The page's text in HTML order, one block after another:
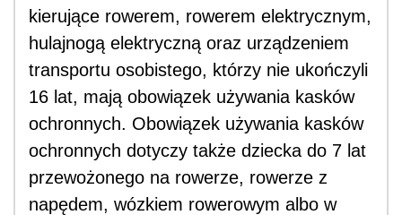
kierujące rowerem, rowerem elektrycznym,
hulajnogą elektryczną oraz urządzeniem
transportu osobistego, którzy nie ukończyli
16 lat, mają obowiązek używania kasków
ochronnych. Obowiązek używania kasków
ochronnych dotyczy także dziecka do 7 lat
przewożonego na rowerze, rowerze z
napędem, wózkiem rowerowym albo w